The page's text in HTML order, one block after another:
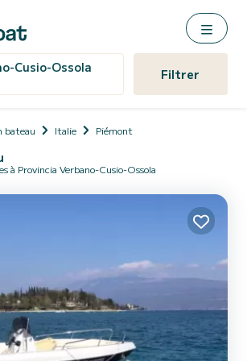
Cusio-Ossola Filtrer
bateau Italie Piémont
à Provincia Verbano-Cusio-Ossola